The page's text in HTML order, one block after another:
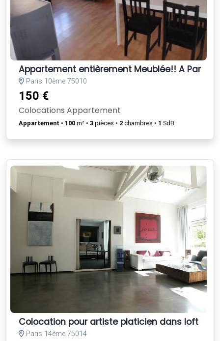
Appartement entièrement Meublée!! A Paris
Paris 10ème 75010
150 €
Colocations Appartement
Appartement • 100 m² • 3 pièces • 2 chambres • 1 SdB
Colocation pour artiste platicien dans loft
Paris 14ème 75014